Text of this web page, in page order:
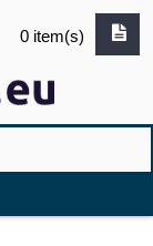
0 item(s)